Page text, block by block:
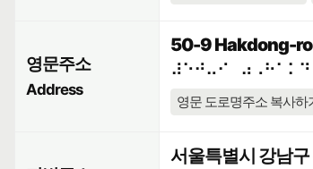
영문주소
Address
50-9 Hakdong-ro
영문 도로명주소 복사하
서울특별시 강남